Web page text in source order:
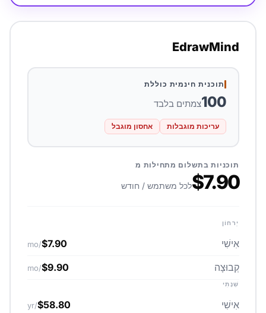
EdrawMind
תוכנית חינמית כוללת
100צמתים בלבד
עריכות מוגבלות אחסון מוגבל
תוכניות בתשלום מתחילות מ
$7.90לכל משתמש / חודש
יַרחוֹן
אִישִׁי $7.90
/mo
קְבוּצָה $9.90
/mo
שְׁנָתִי
אִישִׁי $58.80
/yr